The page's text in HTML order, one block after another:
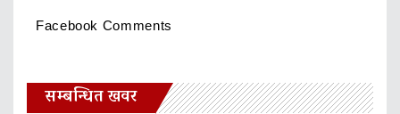
Facebook Comments
सम्बन्धित खवर